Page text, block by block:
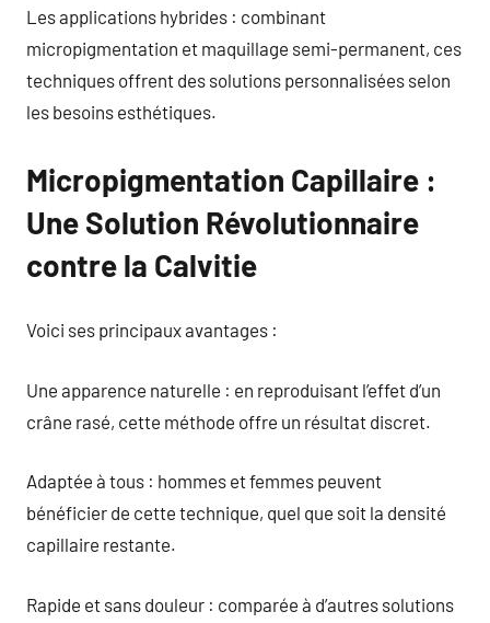
Les applications hybrides : combinant
micropigmentation et maquillage semi-permanent, ces
techniques offrent des solutions personnalisées selon
les besoins esthétiques.
Micropigmentation Capillaire :
Une Solution Révolutionnaire
contre la Calvitie
Voici ses principaux avantages :
Une apparence naturelle : en reproduisant l’effet d’un
crâne rasé, cette méthode offre un résultat discret.
Adaptée à tous : hommes et femmes peuvent
bénéficier de cette technique, quel que soit la densité
capillaire restante.
Rapide et sans douleur : comparée à d’autres solutions